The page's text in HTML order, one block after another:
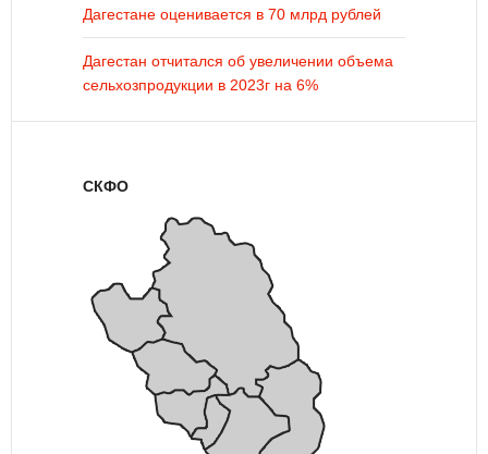
Дагестане оценивается в 70 млрд рублей
Дагестан отчитался об увеличении объема
сельхозпродукции в 2023г на 6%
СКФО